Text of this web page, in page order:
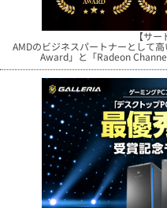
【サー
AMDのビジネスパートナーとして
Award」と「Radeon